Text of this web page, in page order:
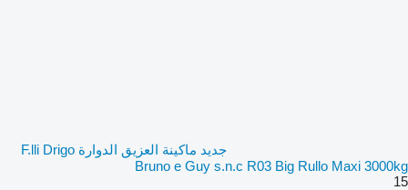
جديد ماكينة العزيق الدوارة F.lli Drigo
Bruno e Guy s.n.c R03 Big Rullo Maxi 3000kg
15